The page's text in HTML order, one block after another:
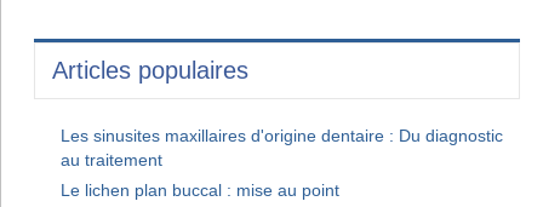
Articles populaires
Les sinusites maxillaires d'origine dentaire : Du diagnostic
au traitement
Le lichen plan buccal : mise au point